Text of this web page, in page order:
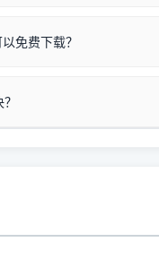
站提供的驱动都是站长在
有黄色感叹号，且打印测
络打印模式。如果没有，
统USB打印机升级为独立网
当前的操作系统版本以及
理器的超薄本、
的 ARM 专用驱动。普通
护」
，点击【清空打印任务】
免费下载？
除的打印队列；